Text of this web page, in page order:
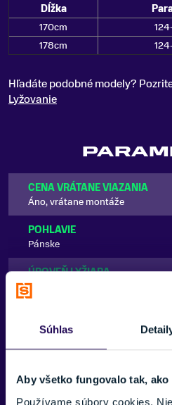
Súhlas
Aby všetko fungovalo tak, ako
Používame súbory cookies.
Dĺžka
170cm
178cm
Hľadáte podobné modely?
Lyžovanie
CENA VRÁTANE VIAZANIA
Áno, vrátane montáže
POHLAVIE
Pánske
ÚROVEŇ LYŽIARA
Pokročilý
Drevené
TYP OBLÚKU/RÁDIU